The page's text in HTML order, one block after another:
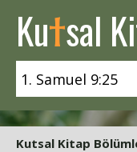
Kutsal
Kutsal Kitap